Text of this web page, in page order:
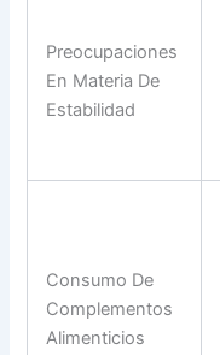
Preocupaciones
En Materia De
Estabilidad
Consumo De
Complementos
Alimenticios